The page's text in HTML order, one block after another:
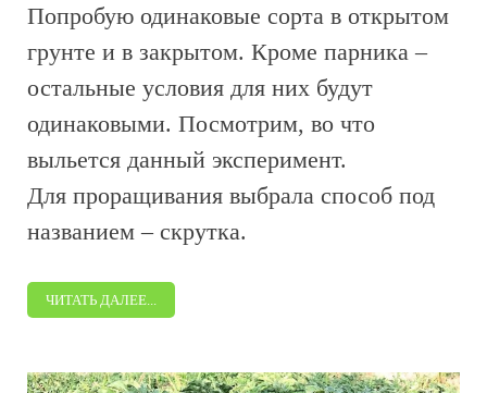
Попробую одинаковые сорта в открытом
грунте и в закрытом. Кроме парника –
остальные условия для них будут
одинаковыми. Посмотрим, во что
выльется данный эксперимент.
Для проращивания выбрала способ под
названием – скрутка.
ЧИТАТЬ ДАЛЕЕ...